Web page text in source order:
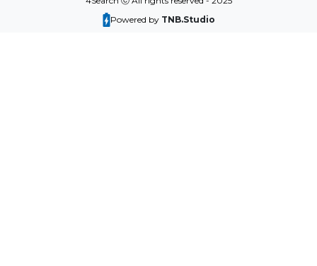
Powered by TNB.Studio